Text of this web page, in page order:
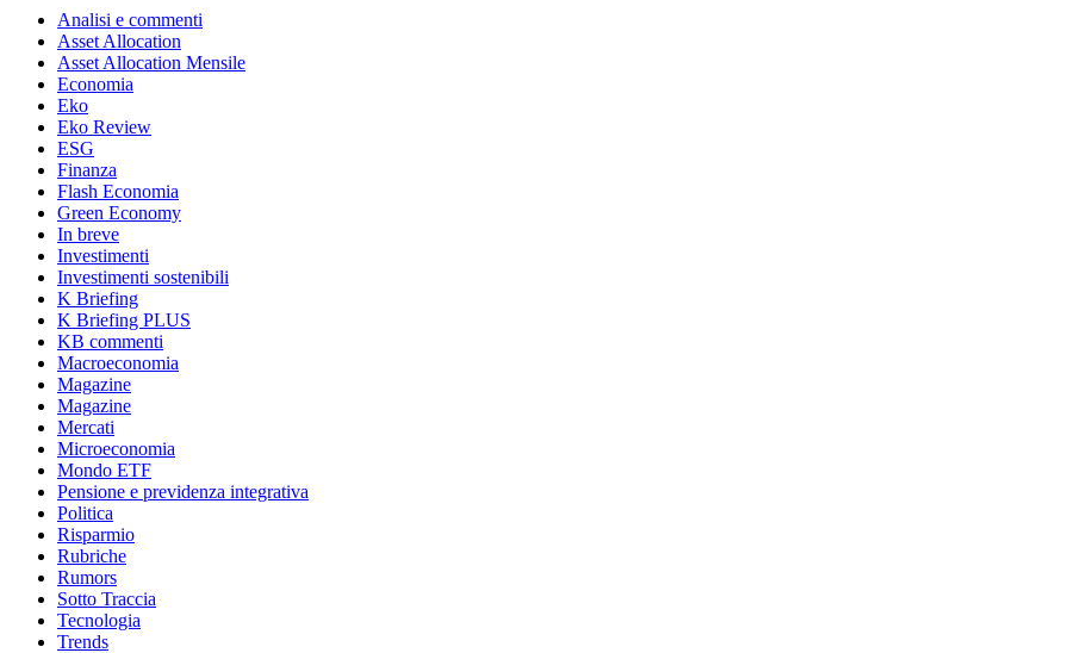
Analisi e commenti
Asset Allocation
Asset Allocation Mensile
Economia
Eko
Eko Review
ESG
Finanza
Flash Economia
Green Economy
In breve
Investimenti
Investimenti sostenibili
K Briefing
K Briefing PLUS
KB commenti
Macroeconomia
Magazine
Magazine
Mercati
Microeconomia
Mondo ETF
Pensione e previdenza integrativa
Politica
Risparmio
Rubriche
Rumors
Sotto Traccia
Tecnologia
Trends